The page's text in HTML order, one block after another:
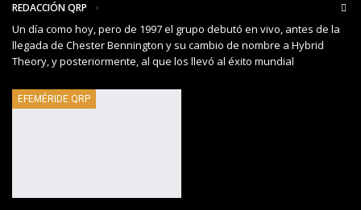
REDACCIÓN QRP
Un día como hoy, pero de 1997 el grupo debutó en vivo, antes de la
llegada de Chester Bennington y su cambio de nombre a Hybrid
Theory, y posteriormente, al que los llevó al éxito mundial
EFEMÉRIDE QRP